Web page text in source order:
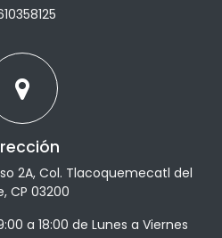
2A, Col. Tlacoquemecatl del
CP 03200
a 18:00 de Lunes a Viernes